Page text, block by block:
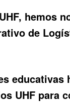
de
UHF para